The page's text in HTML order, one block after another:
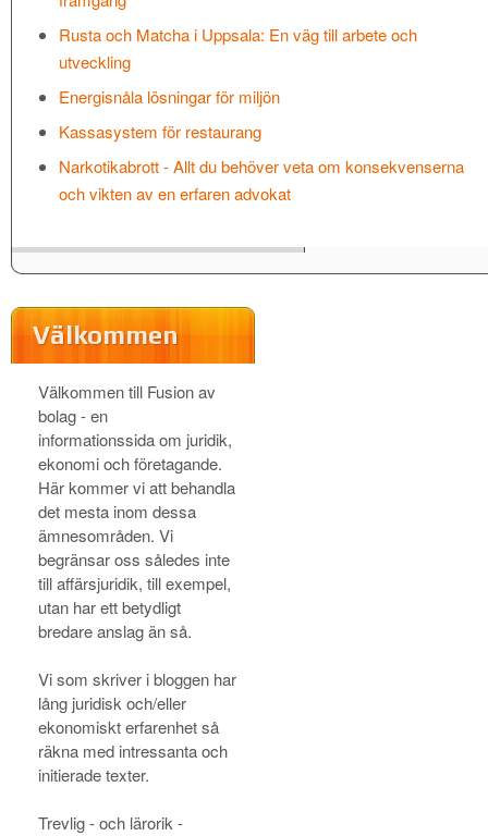
Rusta och Matcha i Uppsala: En väg till arbete och
utveckling
Energisnåla lösningar för miljön
Kassasystem för restaurang
Narkotikabrott - Allt du behöver veta om konsekvenserna
och vikten av en erfaren advokat
Välkommen
Välkommen till Fusion av
bolag - en
informationssida om juridik,
ekonomi och företagande.
Här kommer vi att behandla
det mesta inom dessa
ämnesområden. Vi
begränsar oss således inte
till affärsjuridik, till exempel,
utan har ett betydligt
bredare anslag än så.
Vi som skriver i bloggen har
lång juridisk och/eller
ekonomiskt erfarenhet så
räkna med intressanta och
initierade texter.
Trevlig - och lärorik -